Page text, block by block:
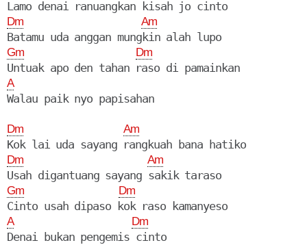
Dm Am
Gm Dm
Untuak apo den tahan raso di pamainkan
A
Walau paik nyo papisahan
Dm Am
Kok lai uda sayang rangkuah bana hatiko
Dm Am
Gm Dm
A Dm
Denai bukan pengemis cinto